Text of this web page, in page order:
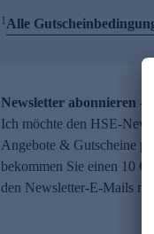
1Alle
Newsletter abonnieren –
Ich möchte den HSE-
Angebote & Gutscheine
bekommen Sie einen 10 €
den Newsletter-E-Mails